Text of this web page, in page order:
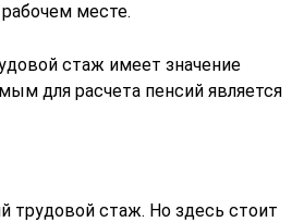
месте.
стаж имеет значение
для расчета пенсий является
трудовой стаж. Но здесь стоит